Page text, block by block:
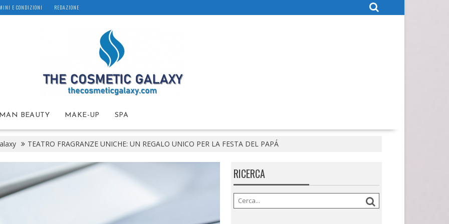
E CONDIZIONI REDAZIONE
MAN BEAUTY MAKE-UP SPA
TEATRO FRAGRANZE UNICHE: UN REGALO UNICO PER LA FESTA DEL PAPÁ
RICERCA